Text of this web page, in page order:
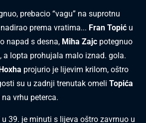
prebacio “vagu” na suprotnu
prema vratima... Fran Topić u
napad s desna, Miha Zajc potegnuo
a lopta prohujala malo iznad. gola.
projurio je lijevim krilom, oštro
su u zadnji trenutak omeli Topića
vrhu peterca.
u 39. je minuti s lijeva oštro zavrnuo u